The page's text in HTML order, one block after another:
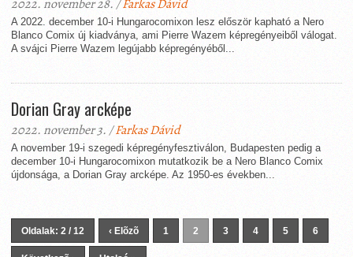
2022. november 28. /Farkas Dávid
A 2022. december 10-i Hungarocomixon lesz először kapható a Nero
Blanco Comix új kiadványa, ami Pierre Wazem képregényeiből válogat.
A svájci Pierre Wazem legújabb képregényéből...
Dorian Gray arcképe
2022. november 3. /Farkas Dávid
A november 19-i szegedi képregényfesztiválon, Budapesten pedig a
december 10-i Hungarocomixon mutatkozik be a Nero Blanco Comix
újdonsága, a Dorian Gray arcképe. Az 1950-es években...
Oldalak: 2 / 12 ‹ Elõzõ 1 2 3 4 5 6